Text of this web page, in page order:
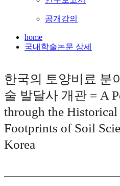
공개강의
home
국내학술논문 상세
한국의 토양비료 분
술 발달사 개관 = A
through the Historical
Footprints of Soil
Korea